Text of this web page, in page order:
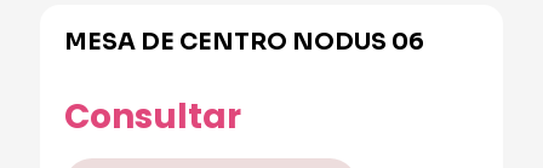
MESA DE CENTRO NODUS 06
Consultar